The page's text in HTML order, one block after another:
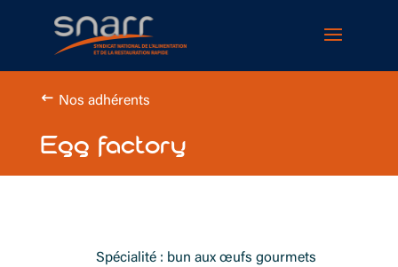
Nos adhérents
Egg factory
Spécialité : bun aux œufs gourmets